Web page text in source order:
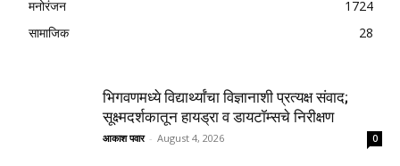
मनोरंजन
1724
सामाजिक
28
भिगवणमध्ये विद्यार्थ्यांचा विज्ञानाशी प्रत्यक्ष संवाद;
सूक्ष्मदर्शकातून हायड्रा व डायटॉम्सचे निरीक्षण
आकाश पवार - August 4, 2026 0